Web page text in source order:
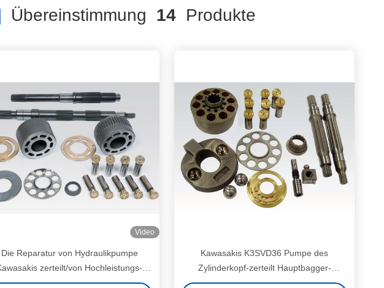
Übereinstimmung 14 Produkte
Video
Die Reparatur von Hydraulikpumpe
zerteilt/von Hochleistungs-
Taumelscheibe
Kawasakis K3SVD36 Pumpe des
Zylinderkopf-zerteilt Hauptbagger-
Block/8T K3V-Reihe